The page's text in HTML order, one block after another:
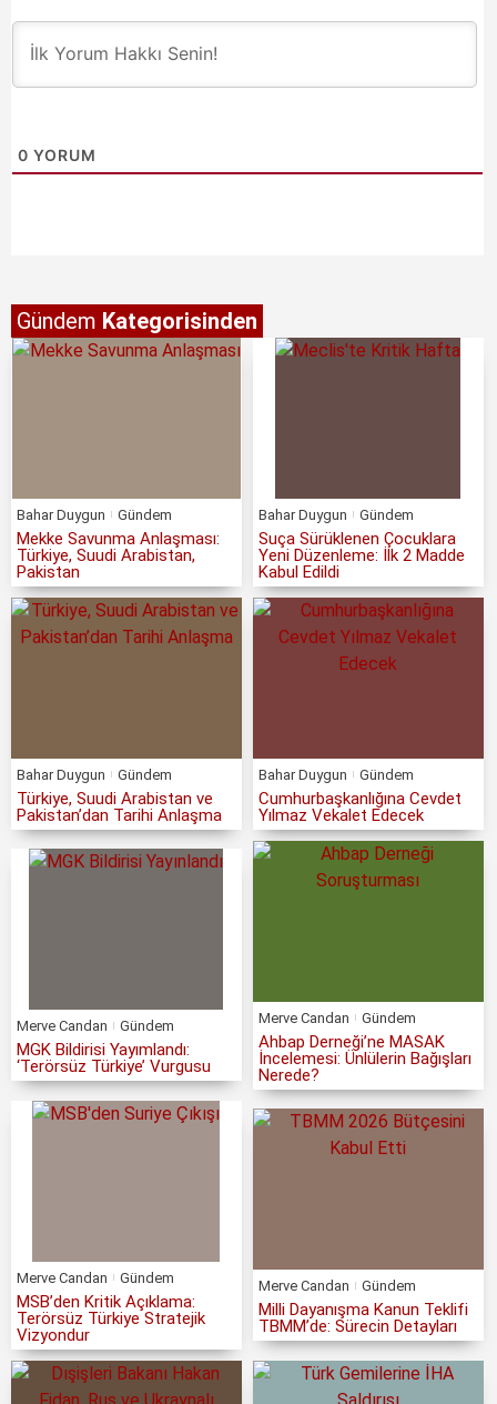
0 YORUM
Gündem Kategorisinden
Bahar Duygun Gündem
Mekke Savunma Anlaşması:
Türkiye, Suudi Arabistan,
Pakistan
Bahar Duygun Gündem
Suça Sürüklenen Çocuklara
Yeni Düzenleme: İlk 2 Madde
Kabul Edildi
Bahar Duygun Gündem
Türkiye, Suudi Arabistan ve
Pakistan’dan Tarihi Anlaşma
Bahar Duygun Gündem
Cumhurbaşkanlığına Cevdet
Yılmaz Vekalet Edecek
Merve Candan Gündem
MGK Bildirisi Yayımlandı:
‘Terörsüz Türkiye’ Vurgusu
Merve Candan Gündem
Ahbap Derneği’ne MASAK
İncelemesi: Ünlülerin Bağışları
Nerede?
Merve Candan Gündem
MSB’den Kritik Açıklama:
Terörsüz Türkiye Stratejik
Vizyondur
Merve Candan Gündem
Milli Dayanışma Kanun Teklifi
TBMM’de: Sürecin Detayları